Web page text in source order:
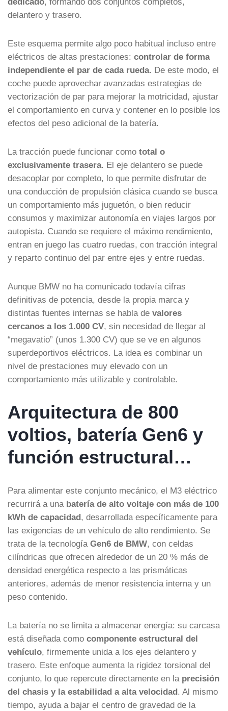
delantero y trasero.
Este esquema permite algo poco habitual incluso entre
eléctricos de altas prestaciones: controlar de forma
independiente el par de cada rueda. De este modo, el
coche puede aprovechar avanzadas estrategias de
vectorización de par para mejorar la motricidad, ajustar
el comportamiento en curva y contener en lo posible los
efectos del peso adicional de la batería.
La tracción puede funcionar como total o
exclusivamente trasera. El eje delantero se puede
desacoplar por completo, lo que permite disfrutar de
una conducción de propulsión clásica cuando se busca
un comportamiento más juguetón, o bien reducir
consumos y maximizar autonomía en viajes largos por
autopista. Cuando se requiere el máximo rendimiento,
entran en juego las cuatro ruedas, con tracción integral
y reparto continuo del par entre ejes y entre ruedas.
Aunque BMW no ha comunicado todavía cifras
definitivas de potencia, desde la propia marca y
distintas fuentes internas se habla de valores
cercanos a los 1.000 CV, sin necesidad de llegar al
“megavatio” (unos 1.300 CV) que se ve en algunos
superdeportivos eléctricos. La idea es combinar un
nivel de prestaciones muy elevado con un
comportamiento más utilizable y controlable.
Arquitectura de 800
voltios, batería Gen6 y
función estructural…
Para alimentar este conjunto mecánico, el M3 eléctrico
recurrirá a una batería de alto voltaje con más de 100
kWh de capacidad, desarrollada específicamente para
las exigencias de un vehículo de alto rendimiento. Se
trata de la tecnología Gen6 de BMW, con celdas
cilíndricas que ofrecen alrededor de un 20 % más de
densidad energética respecto a las prismáticas
anteriores, además de menor resistencia interna y un
peso contenido.
La batería no se limita a almacenar energía: su carcasa
está diseñada como componente estructural del
vehículo, firmemente unida a los ejes delantero y
trasero. Este enfoque aumenta la rigidez torsional del
conjunto, lo que repercute directamente en la precisión
del chasis y la estabilidad a alta velocidad. Al mismo
tiempo, ayuda a bajar el centro de gravedad de la